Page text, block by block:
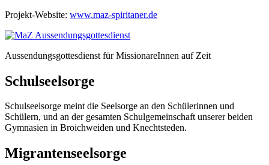
Projekt-Website: www.maz-spiritaner.de
Aussendungsgottesdienst für MissionareInnen auf Zeit
Schulseelsorge
Schulseelsorge meint die Seelsorge an den Schülerinnen und
Schülern, und an der gesamten Schulgemeinschaft unserer beiden
Gymnasien in Broichweiden und Knechtsteden.
Migrantenseelsorge